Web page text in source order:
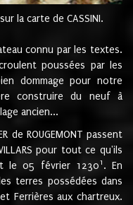
la carte de CASSINI.
connu par les textes.
poussées par les
dommage pour notre
construire du neuf à
ancien...
de ROUGEMONT passent
pour tout ce qu'ils
le 05 février 12301 . En
terres possédées dans
Ferrières aux chartreux.